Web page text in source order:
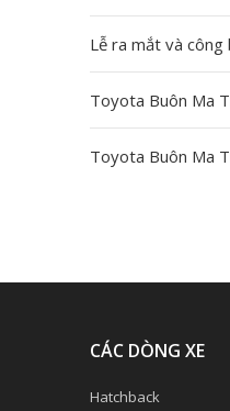
Lễ ra mắt và
Toyota Buôn Ma
Toyota Buôn Ma
CÁC DÒNG XE
Hatchback